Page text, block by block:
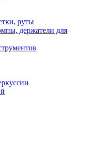
руты
держатели для